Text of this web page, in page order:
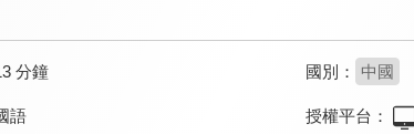
分鐘 國別： 中國
語 授權平台：